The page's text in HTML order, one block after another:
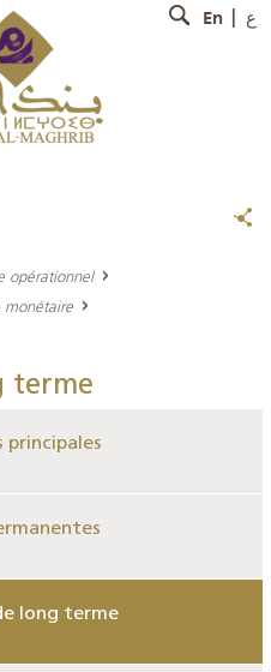
En ع
opérationnel
monétaire
terme
principales
long terme